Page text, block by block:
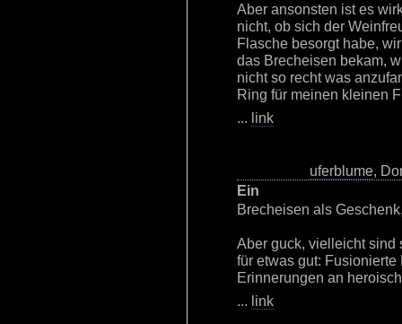
Aber ansonsten ist es
nicht, ob sich der
Flasche besorgt habe,
das Brecheisen bekam,
nicht so recht was
Ring für meinen kleinen
... link
uferblume,
Ein
Brecheisen als
Aber guck, vielleicht
für etwas gut:
Erinnerungen an
... link